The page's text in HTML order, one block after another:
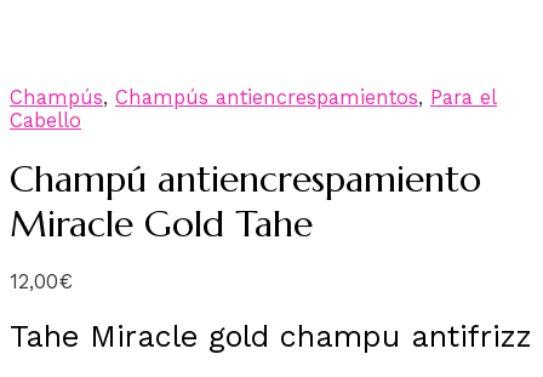
Champús, Champús antiencrespamientos, Para el
Cabello
Champú antiencrespamiento
Miracle Gold Tahe
12,00€
Tahe Miracle gold champu antifrizz